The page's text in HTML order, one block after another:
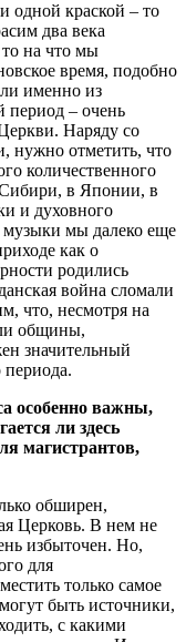
одной краской – то
два века
то на что мы
время, подобно
именно из
период – очень
Наряду со
нужно отметить, что
количественного
Сибири, в Японии, в
и духовного
музыки мы далеко еще
как о
родились
война сломали
что, несмотря на
общины,
значительный
особенно важны,
ли здесь
магистрантов,
обширен,
Церковь. В нем не
избыточен. Но,
для
только самое
быть источники,
с какими